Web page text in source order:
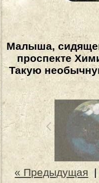
Малыша,
проспекте
Такую
« Предыдущая